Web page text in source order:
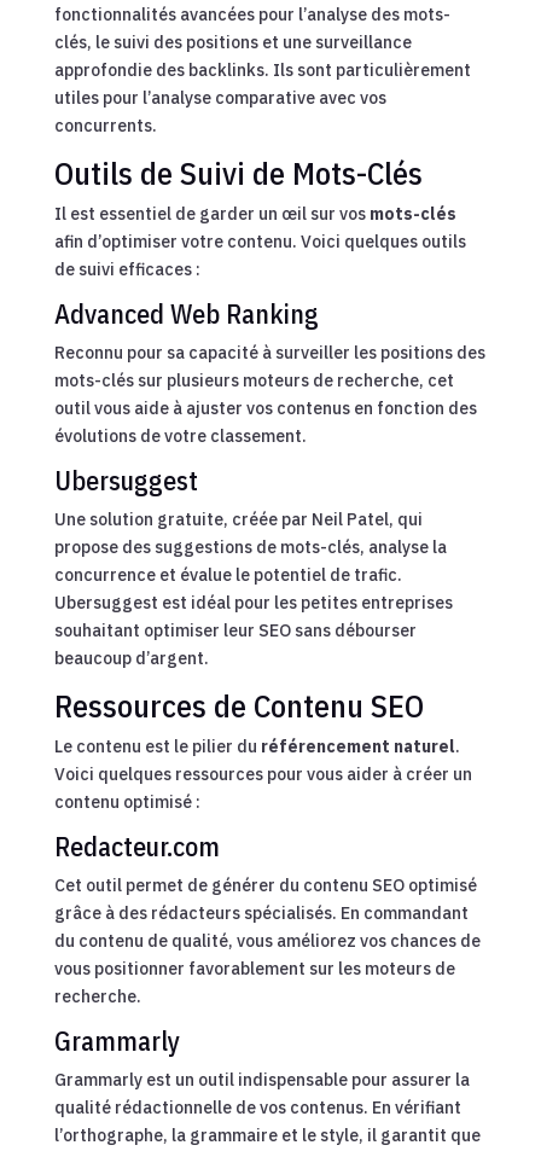
fonctionnalités avancées pour l’analyse des mots-
clés, le suivi des positions et une surveillance
approfondie des backlinks. Ils sont particulièrement
utiles pour l’analyse comparative avec vos
concurrents.
Outils de Suivi de Mots-Clés
Il est essentiel de garder un œil sur vos mots-clés
afin d’optimiser votre contenu. Voici quelques outils
de suivi efficaces :
Advanced Web Ranking
Reconnu pour sa capacité à surveiller les positions des
mots-clés sur plusieurs moteurs de recherche, cet
outil vous aide à ajuster vos contenus en fonction des
évolutions de votre classement.
Ubersuggest
Une solution gratuite, créée par Neil Patel, qui
propose des suggestions de mots-clés, analyse la
concurrence et évalue le potentiel de trafic.
Ubersuggest est idéal pour les petites entreprises
souhaitant optimiser leur SEO sans débourser
beaucoup d’argent.
Ressources de Contenu SEO
Le contenu est le pilier du référencement naturel.
Voici quelques ressources pour vous aider à créer un
contenu optimisé :
Redacteur.com
Cet outil permet de générer du contenu SEO optimisé
grâce à des rédacteurs spécialisés. En commandant
du contenu de qualité, vous améliorez vos chances de
vous positionner favorablement sur les moteurs de
recherche.
Grammarly
Grammarly est un outil indispensable pour assurer la
qualité rédactionnelle de vos contenus. En vérifiant
l’orthographe, la grammaire et le style, il garantit que